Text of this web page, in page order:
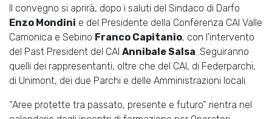
Il convegno si aprirà, dopo i saluti del Sindaco di Darfo
Enzo Mondini e del Presidente della Conferenza CAI Valle
Camonica e Sebino Franco Capitanio, con l'intervento
del Past President del CAI Annibale Salsa . Seguiranno
quelli dei rappresentanti, oltre che del CAI, di Federparchi,
di Unimont, dei due Parchi e delle Amministrazioni locali.
“Aree protette tra passato, presente e futuro” rientra nel